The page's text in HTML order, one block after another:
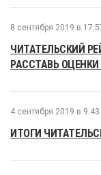
8 сентября 2019 в
ЧИТАТЕЛЬСКИЙ
РАССТАВЬ
4 сентября 2019 в 9:43
ИТОГИ